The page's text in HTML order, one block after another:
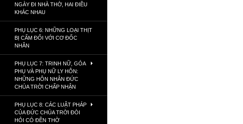
NGÀY ĐI NHÀ THỜ, HAI ĐIỀU
KHÁC NHAU
PHỤ LỤC 6: NHỮNG LOẠI THỊT
BỊ CẤM ĐỐI VỚI CƠ ĐỐC
NHÂN
PHỤ LỤC 7: TRINH NỮ, GÓA
PHỤ VÀ PHỤ NỮ LY HÔN:
NHỮNG HÔN NHÂN ĐỨC
CHÚA TRỜI CHẤP NHẬN
PHỤ LỤC 8: CÁC LUẬT PHÁP
CỦA ĐỨC CHÚA TRỜI ĐÒI
HỎI CÓ ĐỀN THỜ